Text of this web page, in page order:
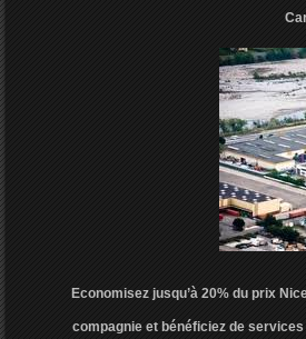
Economisez jusqu’à 20% du prix
compagnie et bénéficiez de